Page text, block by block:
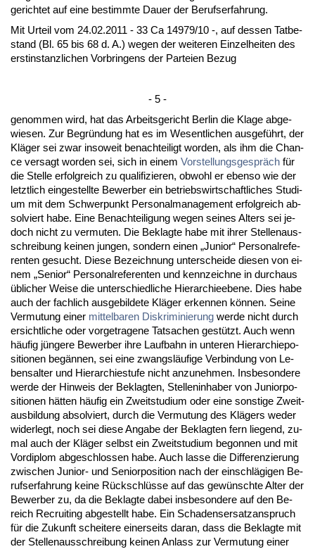
ge­rich­tet auf ei­ne be­stimm­te Dau­er der Be­rufs­er­fah­rung.
Mit Ur­teil vom 24.02.2011 - 33 Ca 14979/10 -, auf des­sen Tat­be­
stand (Bl. 65 bis 68 d. A.) we­gen der wei­te­ren Ein­zel­hei­ten des
erst­in­stanz­li­chen Vor­brin­gens der Par­tei­en Be­zug
- 5 -
ge­nom­men wird, hat das Ar­beits­ge­richt Ber­lin die Kla­ge ab­ge­
wie­sen. Zur Be­gründung hat es im We­sent­li­chen aus­geführt, der
Kläger sei zwar in­so­weit be­nach­tei­ligt wor­den, als ihm die Chan­
ce ver­sagt wor­den sei, sich in ei­nem Vor­stel­lungs­gespräch für
die Stel­le er­folg­reich zu qua­li­fi­zie­ren, ob­wohl er eben­so wie der
letzt­lich ein­ge­stell­te Be­wer­ber ein be­triebs­wirt­schaft­li­ches Stu­di­
um mit dem Schwer­punkt Per­so­nal­ma­nage­ment er­folg­reich ab­
sol­viert ha­be. Ei­ne Be­nach­tei­li­gung we­gen sei­nes Al­ters sei je­
doch nicht zu ver­mu­ten. Die Be­klag­te ha­be mit ih­rer Stel­len­aus­
schrei­bung kei­nen jun­gen, son­dern ei­nen „Ju­ni­or“ Per­so­nal­re­fe­
ren­ten ge­sucht. Die­se Be­zeich­nung un­ter­schei­de die­sen von ei­
nem „Se­ni­or“ Per­so­nal­re­fe­ren­ten und kenn­zeich­ne in durch­aus
übli­cher Wei­se die un­ter­schied­li­che Hier­ar­chie­ebe­ne. Dies ha­be
auch der fach­lich aus­ge­bil­de­te Kläger er­ken­nen können. Sei­ne
Ver­mu­tung ei­ner mit­tel­ba­ren Dis­kri­mi­nie­rung wer­de nicht durch
er­sicht­li­che oder vor­ge­tra­ge­ne Tat­sa­chen gestützt. Auch wenn
häufig jünge­re Be­wer­ber ih­re Lauf­bahn in un­te­ren Hier­ar­chie­po­
si­tio­nen begännen, sei ei­ne zwangsläufi­ge Ver­bin­dung von Le­
bens­al­ter und Hier­ar­chie­stu­fe nicht an­zu­neh­men. Ins­be­son­de­re
wer­de der Hin­weis der Be­klag­ten, Stel­len­in­ha­ber von Ju­ni­or­po­
si­tio­nen hätten häufig ein Zweit­stu­di­um oder ei­ne sons­ti­ge Zwei­t­
aus­bil­dung ab­sol­viert, durch die Ver­mu­tung des Klägers we­der
wi­der­legt, noch sei die­se An­ga­be der Be­klag­ten fern lie­gend, zu­
mal auch der Kläger selbst ein Zweit­stu­di­um be­gon­nen und mit
Vor­di­plom ab­ge­schlos­sen ha­be. Auch las­se die Dif­fe­ren­zie­rung
zwi­schen Ju­ni­or- und Se­ni­or­po­si­ti­on nach der ein­schlägi­gen Be­
rufs­er­fah­rung kei­ne Rück­schlüsse auf das gewünsch­te Al­ter der
Be­wer­ber zu, da die Be­klag­te da­bei ins­be­son­de­re auf den Be­
reich Re­cruit­ing ab­ge­stellt ha­be. Ein Scha­dens­er­satz­an­spruch
für die Zu­kunft schei­te­re ei­ner­seits dar­an, dass die Be­klag­te mit
der Stel­len­aus­schrei­bung kei­nen An­lass zur Ver­mu­tung ei­ner